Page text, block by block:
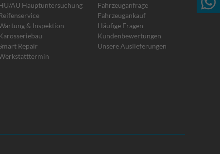
AU Hauptuntersuchung
& Inspektion
Repair
Fahrzeuganfrage
Fahrzeugankauf
Häufige Fragen
Kundenbewertungen
Unsere Auslieferungen